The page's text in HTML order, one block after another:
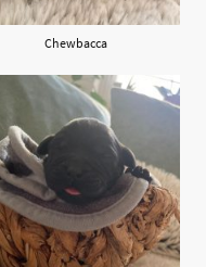
Chewbacca